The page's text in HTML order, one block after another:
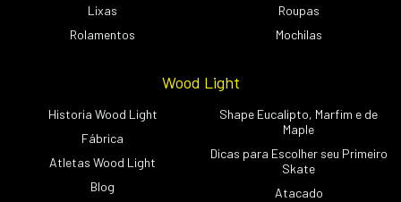
Lixas
Rolamentos
Roupas
Mochilas
Wood Light
Historia Wood Light
Fábrica
Atletas Wood Light
Blog
Shape Eucalipto, Marfim e de
Maple
Dicas para Escolher seu Primeiro
Skate
Atacado